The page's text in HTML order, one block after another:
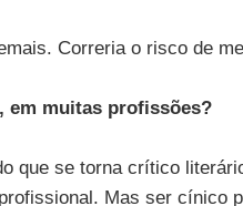
Correria o risco de
em muitas profissões?
que se torna crítico
Mas ser cínico